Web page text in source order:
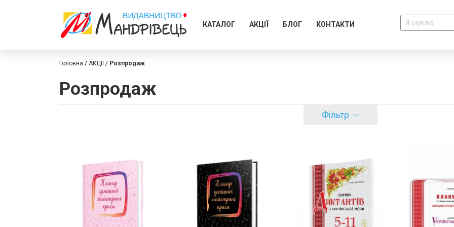
КАТАЛОГ АКЦІЇ БЛОГ КОНТАКТИ
Головна АКЦІЇ Розпродаж
Розпродаж
Фільтр